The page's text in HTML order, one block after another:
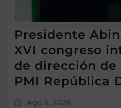
Presidente
XVI congreso
de dirección de
PMI República
Ago 5, 2026